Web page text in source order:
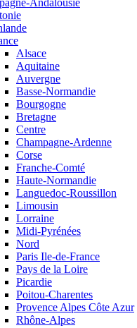
Andalousie
Alsace
Aquitaine
Auvergne
Basse-Normandie
Bourgogne
Bretagne
Centre
Champagne-Ardenne
Corse
Franche-Comté
Haute-Normandie
Languedoc-Roussillon
Limousin
Lorraine
Midi-Pyrénées
Nord
Paris Ile-de-France
Pays de la Loire
Picardie
Poitou-Charentes
Provence Alpes Côte Azur
Rhône-Alpes